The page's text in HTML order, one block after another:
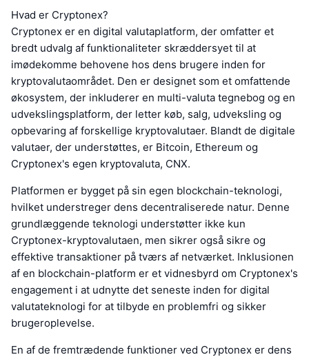
Hvad er Cryptonex?
Cryptonex er en digital valutaplatform, der omfatter et
bredt udvalg af funktionaliteter skræddersyet til at
imødekomme behovene hos dens brugere inden for
kryptovalutaområdet. Den er designet som et omfattende
økosystem, der inkluderer en multi-valuta tegnebog og en
udvekslingsplatform, der letter køb, salg, udveksling og
opbevaring af forskellige kryptovalutaer. Blandt de digitale
valutaer, der understøttes, er Bitcoin, Ethereum og
Cryptonex's egen kryptovaluta, CNX.
Platformen er bygget på sin egen blockchain-teknologi,
hvilket understreger dens decentraliserede natur. Denne
grundlæggende teknologi understøtter ikke kun
Cryptonex-kryptovalutaen, men sikrer også sikre og
effektive transaktioner på tværs af netværket. Inklusionen
af en blockchain-platform er et vidnesbyrd om Cryptonex's
engagement i at udnytte det seneste inden for digital
valutateknologi for at tilbyde en problemfri og sikker
brugeroplevelse.
En af de fremtrædende funktioner ved Cryptonex er dens